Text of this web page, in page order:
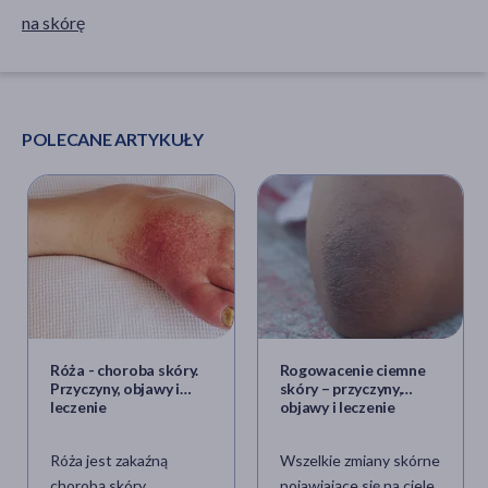
na skórę
POLECANE ARTYKUŁY
Róża - choroba skóry.
Przyczyny, objawy i
leczenie
Róża jest zakaźną
Rogowacenie ciemne
skóry – przyczyny,
objawy i leczenie
Wszelkie zmiany skórne